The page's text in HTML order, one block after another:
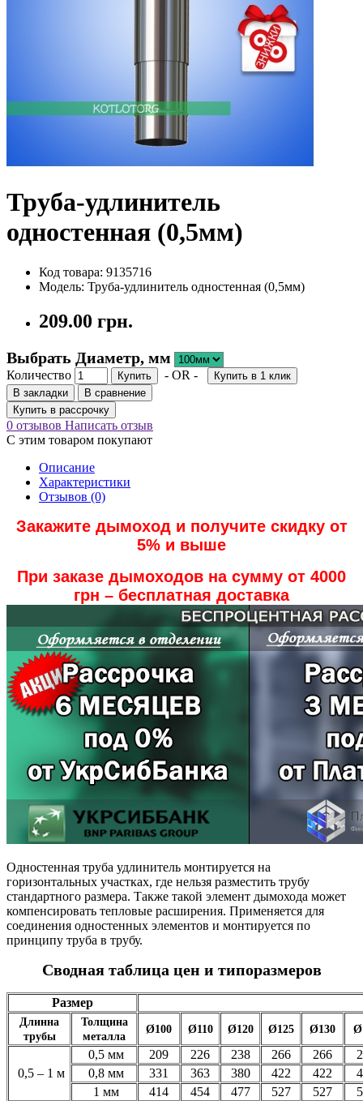
Труба-удлинитель
одностенная (0,5мм)
Код товара: 9135716
Модель: Труба-удлинитель одностенная (0,5мм)
209.00 грн.
Выбрать Диаметр, мм
Количество Купить - OR -
Купить в 1 клик
В закладки
В сравнение
Купить в рассрочку
0 отзывов Написать отзыв
С этим товаром покупают
Описание
Характеристики
Отзывов (0)
Закажите дымоход и получите скидку от
5% и выше
При заказе дымоходов на сумму от 4000
грн – бесплатная доставка
Одностенная труба удлинитель монтируется на
горизонтальных участках, где нельзя разместить трубу
стандартного размера. Также такой элемент дымохода может
компенсировать тепловые расширения. Применяется для
соединения одностенных элементов и монтируется по
принципу труба в трубу.
Сводная таблица цен и типоразмеров
Размер
Длинна
трубы
Толщина
металла
Ø100 Ø110 Ø120 Ø125 Ø130
0,5 – 1 м
0,5 мм 209 226 238 266 266
0,8 мм
331 363 380 422 422
1 мм
414 454 477 527 527